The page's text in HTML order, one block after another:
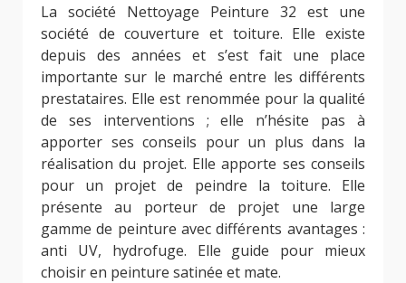
La société Nettoyage Peinture 32 est une
société de couverture et toiture. Elle existe
depuis des années et s’est fait une place
importante sur le marché entre les différents
prestataires. Elle est renommée pour la qualité
de ses interventions ; elle n’hésite pas à
apporter ses conseils pour un plus dans la
réalisation du projet. Elle apporte ses conseils
pour un projet de peindre la toiture. Elle
présente au porteur de projet une large
gamme de peinture avec différents avantages :
anti UV, hydrofuge. Elle guide pour mieux
choisir en peinture satinée et mate.